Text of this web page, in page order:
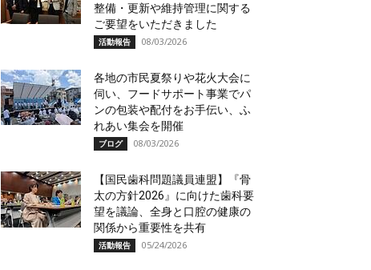
整備・更新や維持管理に関する
ご要望をいただきました
活動報告 08/03/2026
各地の市民夏祭りや花火大会に
伺い、フードサポート事業でパ
ンの包装や配付をお手伝い、ふ
れあい集会を開催
ブログ 08/03/2026
【国民歯科問題議員連盟】『骨
太の方針2026』に向けた歯科要
望を議論、全身と口腔の健康の
関係から重要性を共有
活動報告 05/24/2026